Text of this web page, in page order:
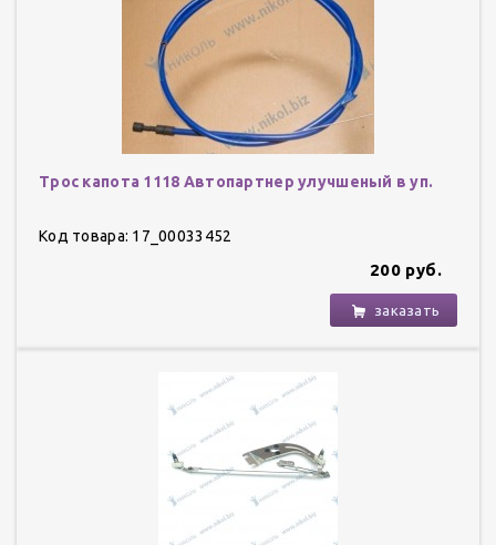
Трос капота 1118 Автопартнер улучшеный в уп.
Код товара: 17_00033452
200 руб.
заказать